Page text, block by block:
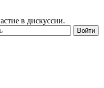
в дискуссии.
Войти